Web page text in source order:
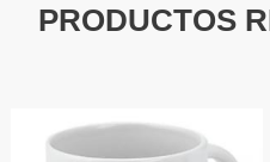
PRODUCTOS